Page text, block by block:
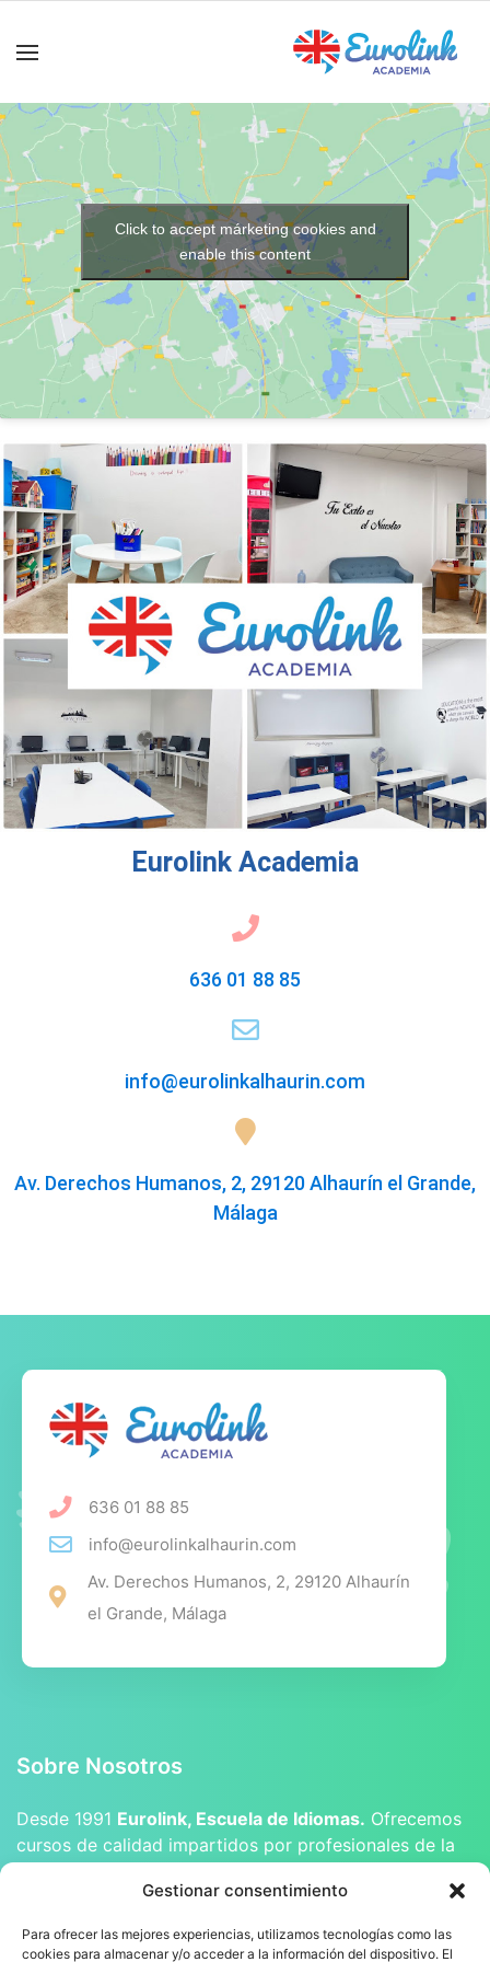
Gestionar consentimiento
Para ofrecer las mejores experiencias, utilizamos tecnologías como las
cookies para almacenar y/o acceder a la información del dispositivo. El
Click to accept márketing cookies and
enable this content
Eurolink Academia
636 01 88 85
info@eurolinkalhaurin.com
Av. Derechos Humanos, 2, 29120 Alhaurín el Grande,
Málaga
636 01 88 85
info@eurolinkalhaurin.com
Av. Derechos Humanos, 2, 29120 Alhaurín
el Grande, Málaga
Sobre Nosotros
Desde 1991 Eurolink, Escuela de Idiomas. Ofrecemos
cursos de calidad impartidos por profesionales de la